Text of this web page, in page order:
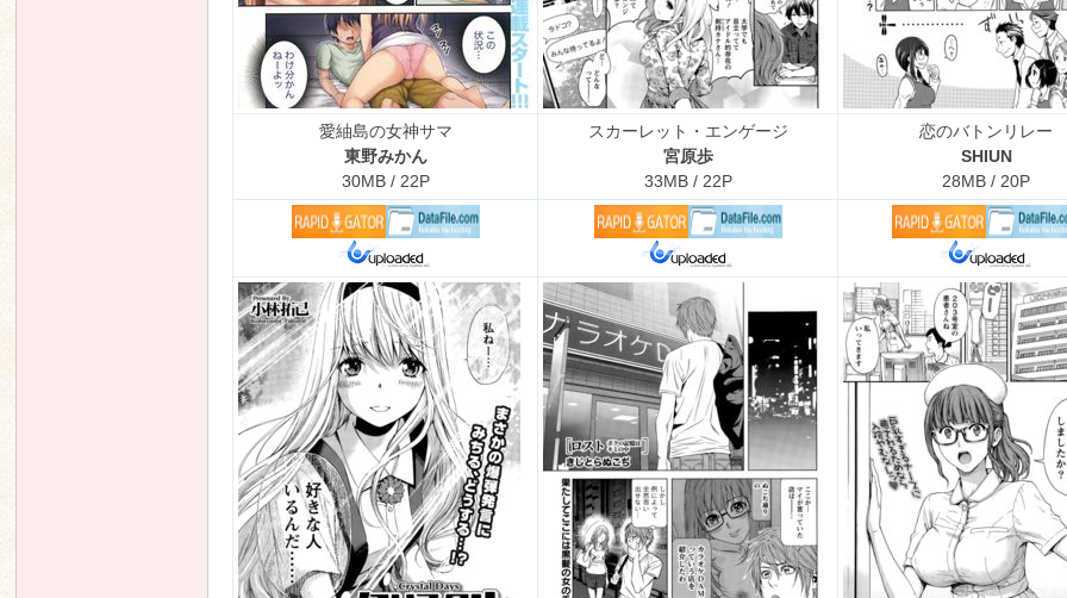
愛紬島の女神サマ
東野みかん
30MB / 22P
スカーレット・エンゲージ
宮原歩
33MB / 22P
恋のバトンリレー
SHIUN
28MB / 20P